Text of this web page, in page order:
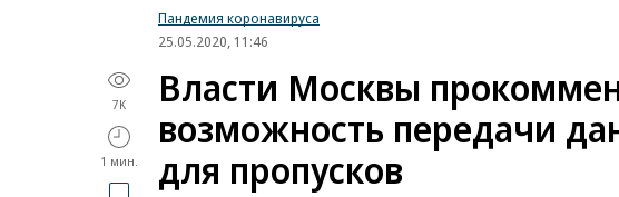
Пандемия коронавируса
25.05.2020, 11:46
7K
1 мин.
Власти Москвы
возможность передачи
для пропусков